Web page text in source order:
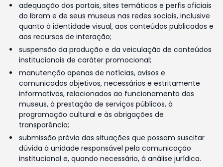
adequação dos portais, sites temáticos e perfis oficiais
do Ibram e de seus museus nas redes sociais, inclusive
quanto à identidade visual, aos conteúdos publicados e
aos recursos de interação;
suspensão da produção e da veiculação de conteúdos
institucionais de caráter promocional;
manutenção apenas de notícias, avisos e
comunicados objetivos, necessários e estritamente
informativos, relacionados ao funcionamento dos
museus, à prestação de serviços públicos, à
programação cultural e às obrigações de
transparência;
submissão prévia das situações que possam suscitar
dúvida à unidade responsável pela comunicação
institucional e, quando necessário, à análise jurídica.